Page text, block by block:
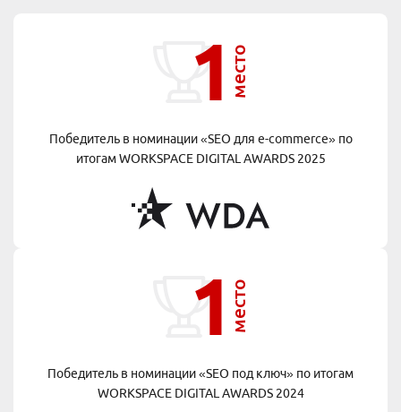
1 место
Победитель в номинации «SEO для e-commerce» по
итогамWORKSPACE DIGITAL AWARDS 2025
1 место
Победитель в номинации «SEO под ключ» по итогам
WORKSPACE DIGITAL AWARDS 2024